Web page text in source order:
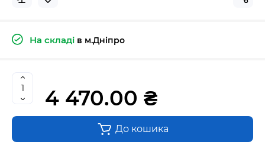
На складі в м.Дніпро
4 470.00 ₴
До кошика